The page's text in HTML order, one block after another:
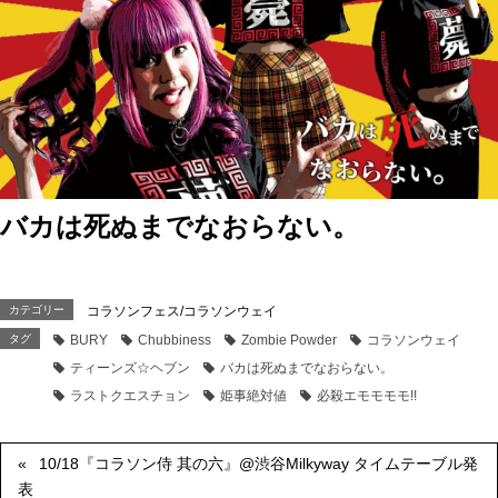
バカは死ぬまでなおらない。
カテゴリー コラソンフェス/コラソンウェイ
タグ BURY Chubbiness Zombie Powder
コラソンウェイ
ティーンズ☆ヘブン
バカは死ぬまでなおらない。
ラストクエスチョン
姫事絶対値 必殺エモモモモ!!
10/18『コラソン侍 其の六』@渋谷Milkyway タイムテーブル発
表